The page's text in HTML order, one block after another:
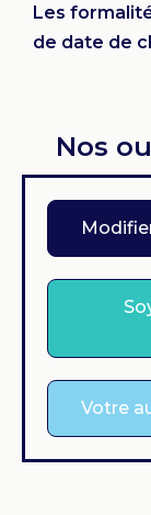
Les
de date de
Nos
Votre